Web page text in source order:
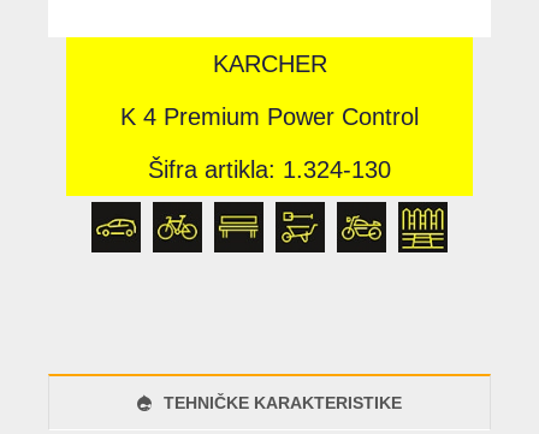
KARCHER
K 4 Premium Power Control
Šifra artikla: 1.324-130
TEHNIČKE KARAKTERISTIKE